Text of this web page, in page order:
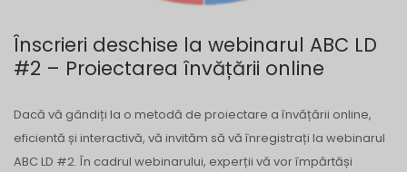
Înscrieri deschise la webinarul ABC LD
#2 – Proiectarea învățării online
Dacă vă gândiți la o metodă de proiectare a învățării online,
eficientă și interactivă, vă invităm să vă înregistrați la webinarul
ABC LD #2. În cadrul webinarului, experții vă vor împărtăși